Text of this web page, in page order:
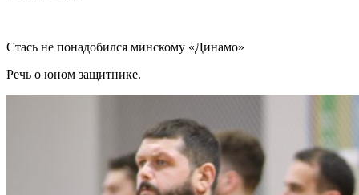
Стась не понадобился минскому «Динамо»
Речь о юном защитнике.